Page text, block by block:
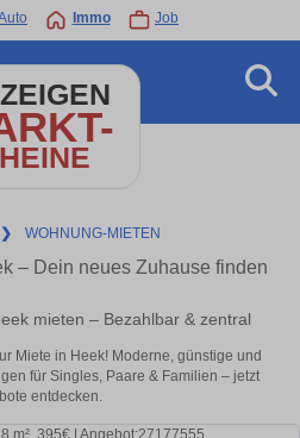
Immo Job
❯ WOHNUNG-MIETEN
– Dein neues Zuhause finden
mieten – Bezahlbar & zentral
Miete in Heek! Moderne, günstige und
für Singles, Paare & Familien – jetzt
entdecken.